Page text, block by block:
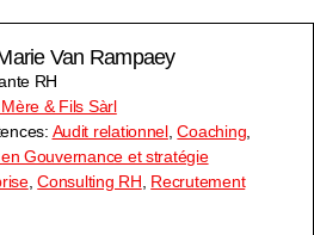
Van Rampaey
RH
& Fils Sàrl
Audit relationnel,Coaching
Gouvernance et stratégie
,Consulting RH Recrutement